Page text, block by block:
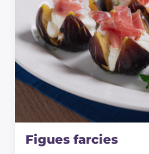
Figues farcies